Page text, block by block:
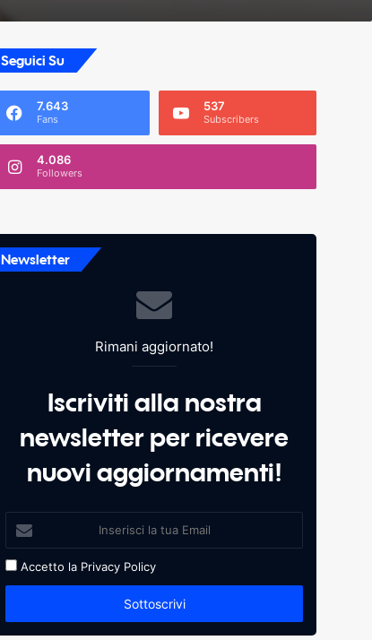
Seguici Su
7.643
Fans
537
Subscribers
4.086
Followers
Newsletter
Rimani aggiornato!
Iscriviti alla nostra
newsletter per ricevere
nuovi aggiornamenti!
Accetto la Privacy Policy